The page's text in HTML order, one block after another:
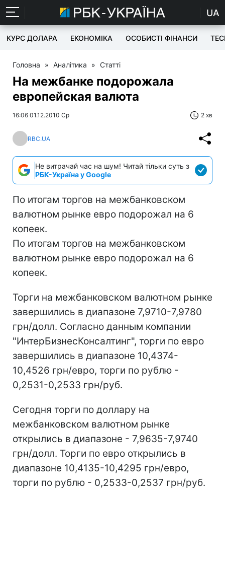
UA
КУРС ДОЛАРА ЕКОНОМІКА ОСОБИСТІ ФІНАНСИ
Головна » Аналітика » Статті
На межбанке подорожала
европейская валюта
16:06 01.12.2010 Ср 2 хв
RBC.UA
Не витрачай час на шум! Читай тільки суть з
РБК-Україна у Google
По итогам торгов на межбанковском
валютном рынке евро подорожал на 6
копеек.
По итогам торгов на межбанковском
валютном рынке евро подорожал на 6
копеек.
Торги на межбанковском валютном рынке
завершились в диапазоне 7,9710-7,9780
грн/долл. Согласно данным компании
"ИнтерБизнесКонсалтинг", торги по евро
завершились в диапазоне 10,4374-
10,4526 грн/евро, торги по рублю -
0,2531-0,2533 грн/руб.
Сегодня торги по доллару на
межбанковском валютном рынке
открылись в диапазоне - 7,9635-7,9740
грн/долл. Торги по евро открылись в
диапазоне 10,4135-10,4295 грн/евро,
торги по рублю - 0,2533-0,2537 грн/руб.